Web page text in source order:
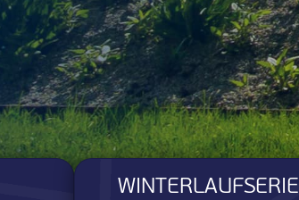
WINTERLAUFSERIE